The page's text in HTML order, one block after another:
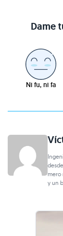
Dame
Ni fu, ni fa
mero
y un